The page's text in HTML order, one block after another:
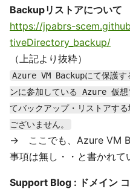
Backupリストアについて
https://jpabrs-
tiveDirectory_backup/
（上記より抜粋）
Azure VM Backupにて保護す
ンに参加している Azure 仮
てバックアップ・リストアす
ございません。
→ ここでも、Azure VM
事項は無し・・と書かれて
Support Blog : ドメイン